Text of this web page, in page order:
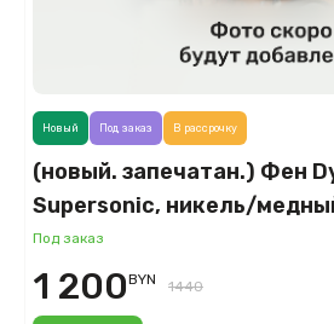
(новый. запечатан.) Фен
Supersonic, никель/
(Nickel/Copper)
Под заказ
Новый Под заказ В рассрочку
1 200BYN 1440